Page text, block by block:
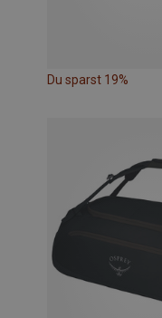
Du sparst 19%